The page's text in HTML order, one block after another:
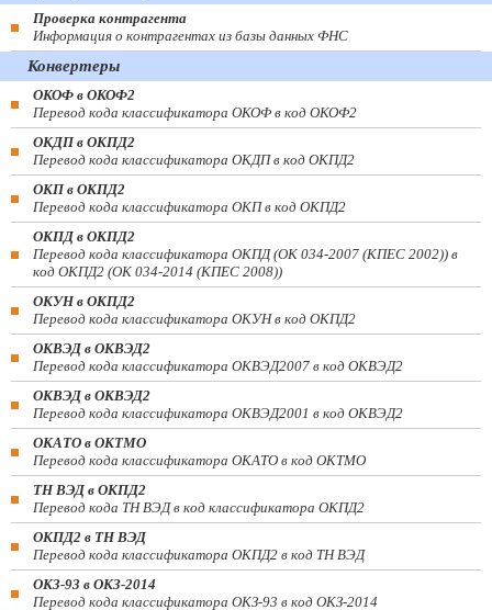
Проверка контрагента
Информация о контрагентах из базы данных ФНС
Конвертеры
ОКОФ в ОКОФ2
Перевод кода классификатора ОКОФ в код ОКОФ2
ОКДП в ОКПД2
Перевод кода классификатора ОКДП в код ОКПД2
ОКП в ОКПД2
Перевод кода классификатора ОКП в код ОКПД2
ОКПД в ОКПД2
Перевод кода классификатора ОКПД (ОК 034-2007 (КПЕС 2002)) в
код ОКПД2 (ОК 034-2014 (КПЕС 2008))
ОКУН в ОКПД2
Перевод кода классификатора ОКУН в код ОКПД2
ОКВЭД в ОКВЭД2
Перевод кода классификатора ОКВЭД2007 в код ОКВЭД2
ОКВЭД в ОКВЭД2
Перевод кода классификатора ОКВЭД2001 в код ОКВЭД2
ОКАТО в ОКТМО
Перевод кода классификатора ОКАТО в код ОКТМО
ТН ВЭД в ОКПД2
Перевод кода ТН ВЭД в код классификатора ОКПД2
ОКПД2 в ТН ВЭД
Перевод кода классификатора ОКПД2 в код ТН ВЭД
ОКЗ-93 в ОКЗ-2014
Перевод кода классификатора ОКЗ-93 в код ОКЗ-2014